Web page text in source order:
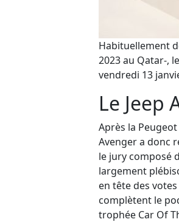
Habituellement
2023 au Qatar-,
vendredi 13
Le Jeep
Après la Peugeot
Avenger a donc
le jury composé
largement
en tête des
complètent le
trophée Car Of